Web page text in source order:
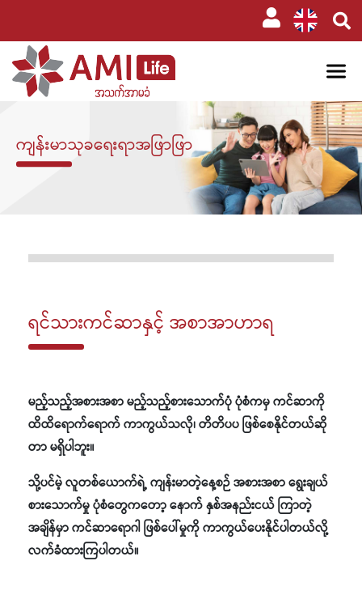
ကျန်းမာသုခရေးရာအဖြာဖြာ
ရင်သားကင်ဆာနှင့် အစာအာဟာရ
မည့်သည့်အစားအစာ မည့်သည့်စားသောက်ပုံ ပုံစံကမှ ကင်ဆာကို
ထိထိရောက်ရောက် ကာကွယ်သလို၊ တိတိပပ ဖြစ်စေနိုင်တယ်ဆို
တာ မရှိပါဘူး။
သို့ပင်မဲ့ လူတစ်ယောက်ရဲ့ ကျန်းမာတဲ့နေ့စဉ် အစားအစာ ရွေးချယ်
စားသောက်မှု ပုံစံတွေကတော့ နောက် နှစ်အနည်းငယ် ကြာတဲ့
အချိန်မှာ ကင်ဆာရောဂါ ဖြစ်ပေါ်မှုကို ကာကွယ်ပေးနိုင်ပါတယ်လို့
လက်ခံထားကြပါတယ်။